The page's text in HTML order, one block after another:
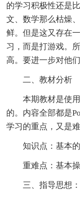
的学习积极性还是
文、数学那么枯燥
鲜。但是这又存在
习，而是打游戏。
高。要进一步对他
二、教材分析
本期教材是使
的。内容全部都是
学习的重点，又是难
知识点：基本
重难点：基本
三、指导思想：